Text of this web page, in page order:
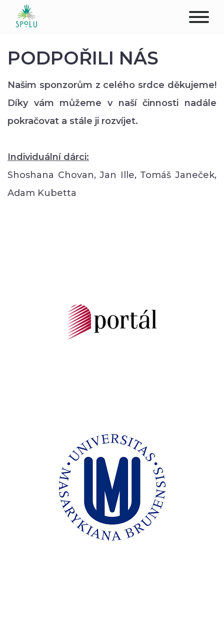
PODPOŘTE NÁS
PŮSOBIŠTĚ
PROFESIONÁLOVÉ
PODPOŘILI NÁS
Našim sponzorům z celého srdce děkujeme!
Díky vám můžeme v naší činnosti nadále
pokračovat a stále ji rozvíjet.
Individuální dárci:
Shoshana Chovan, Jan Ille, Tomáš Janeček,
Adam Kubetta